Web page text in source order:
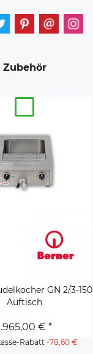
Zubehör
GN 2/3-150
Auftisch
€ *
Rabatt-78,60 €